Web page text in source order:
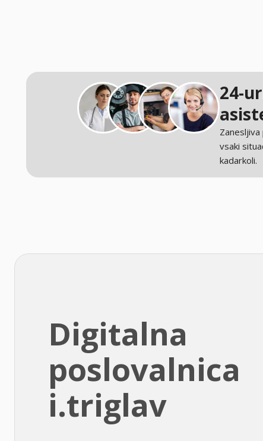
24-
vsaki
kadarkoli.
Digitalna
poslovalnica
i.triglav